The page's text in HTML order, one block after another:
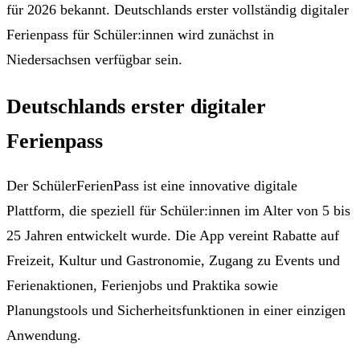
für 2026 bekannt. Deutschlands erster vollständig digitaler
Ferienpass für Schüler:innen wird zunächst in
Niedersachsen verfügbar sein.
Deutschlands erster digitaler
Ferienpass
Der SchülerFerienPass ist eine innovative digitale
Plattform, die speziell für Schüler:innen im Alter von 5 bis
25 Jahren entwickelt wurde. Die App vereint Rabatte auf
Freizeit, Kultur und Gastronomie, Zugang zu Events und
Ferienaktionen, Ferienjobs und Praktika sowie
Planungstools und Sicherheitsfunktionen in einer einzigen
Anwendung.